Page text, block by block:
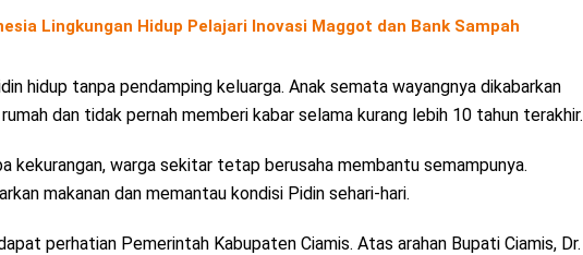
Lingkungan Hidup Pelajari Inovasi Maggot dan Bank Sampah
hidup tanpa pendamping keluarga. Anak semata wayangnya dikabarkan
dan tidak pernah memberi kabar selama kurang lebih 10 tahun terakhir.
kekurangan, warga sekitar tetap berusaha membantu semampunya.
makanan dan memantau kondisi Pidin sehari-hari.
perhatian Pemerintah Kabupaten Ciamis. Atas arahan Bupati Ciamis, Dr.